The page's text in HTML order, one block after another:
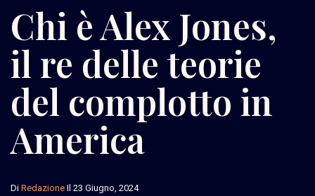
Chi è Alex Jones,
il re delle teorie
del complotto in
America
Di Redazione Il 23 Giugno, 2024